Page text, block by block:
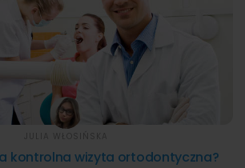
kontrolna wizyta ortodontyczna?